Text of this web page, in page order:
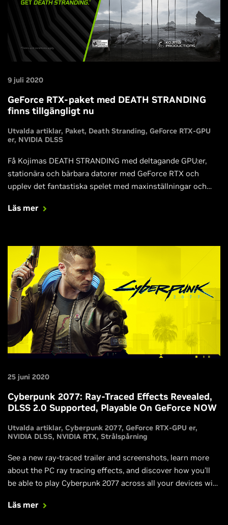
9 juli 2020
GeForce RTX-paket med DEATH STRANDING
finns tillgängligt nu
Utvalda artiklar Paket Death Stranding GeForce RTX-GPU
er NVIDIA DLSS
Få Kojimas DEATH STRANDING med deltagande GPU:er,
stationära och bärbara datorer med GeForce RTX och
upplev det fantastiska spelet med maxinställningar och
Och var redo för lansering av vår Game Ready-drivrutin för
Läs mer
25 juni 2020
Cyberpunk 2077: Ray-Traced Effects Revealed,
DLSS 2.0 Supported, Playable On GeForce NOW
Utvalda artiklar Cyberpunk 2077 GeForce RTX-GPU er
NVIDIA DLSS NVIDIA RTX Strålspårning
See a new ray-traced trailer and screenshots, learn more
about the PC ray tracing effects, and discover how you’ll
be able to play Cyberpunk 2077 across all your devices with
Läs mer